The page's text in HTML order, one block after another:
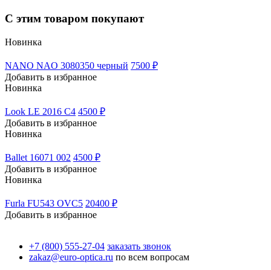
С этим товаром покупают
Новинка
NANO NAO 3080350 черный 7500 ₽
Добавить в избранное
Новинка
Look LE 2016 C4 4500 ₽
Добавить в избранное
Новинка
Ballet 16071 002 4500 ₽
Добавить в избранное
Новинка
Furla FU543 OVC5 20400 ₽
Добавить в избранное
+7 (800) 555-27-04 заказать звонок
zakaz@euro-optica.ru по всем вопросам